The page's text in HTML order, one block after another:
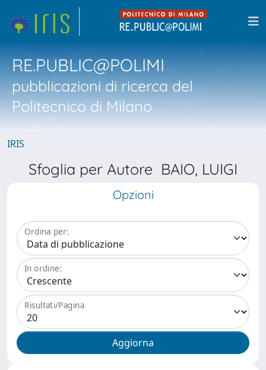
RE.PUBLIC@POLIMI
pubblicazioni di ricerca del
Politecnico di Milano
IRIS
Sfoglia per Autore BAIO, LUIGI
Opzioni
Ordina per:
In ordine:
Risultati/Pagina